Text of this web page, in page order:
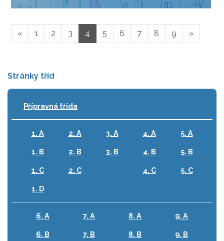
« 1 2 3 4 5 6 7 8 9 »
Stránky tříd
Přípravná třída
1. A
1. B
1. C
1. D
2. A
2. B
2. C
3. A
3. B
4. A
4. B
4. C
5. A
5. B
5. C
6. A
6. B
7. A
7. B
8. A
8. B
9. A
9. B